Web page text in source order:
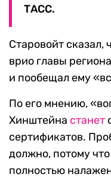
ТАСС.
Старовойт сказал,
врио главы
и пообещал ему
По его мнению,
Хинштейна станет
сертификатов.
должно, потому
полностью